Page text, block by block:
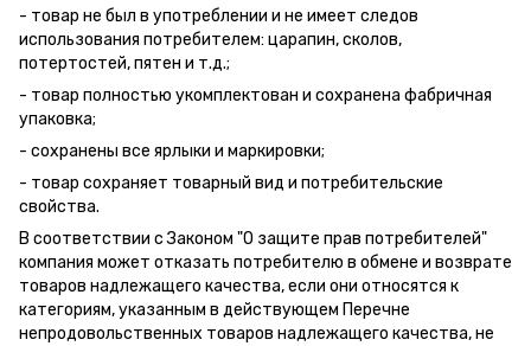
- товар не был в употреблении и не имеет следов
использования потребителем: царапин, сколов,
потертостей, пятен и т.д.;
- товар полностью укомплектован и сохранена фабричная
упаковка;
- сохранены все ярлыки и маркировки;
- товар сохраняет товарный вид и потребительские
свойства.
В соответствии с Законом "О защите прав потребителей"
компания может отказать потребителю в обмене и возврате
товаров надлежащего качества, если они относятся к
категориям, указанным в действующем Перечне
непродовольственных товаров надлежащего качества, не